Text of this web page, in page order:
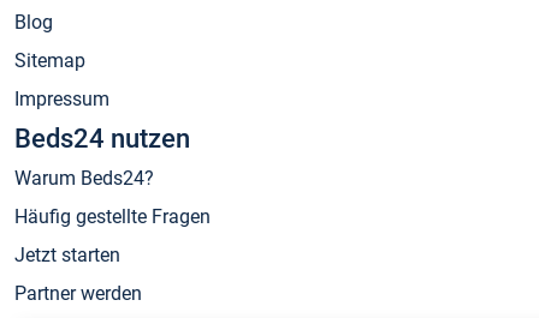
Blog
Sitemap
Impressum
Beds24 nutzen
Warum Beds24?
Häufig gestellte Fragen
Jetzt starten
Partner werden